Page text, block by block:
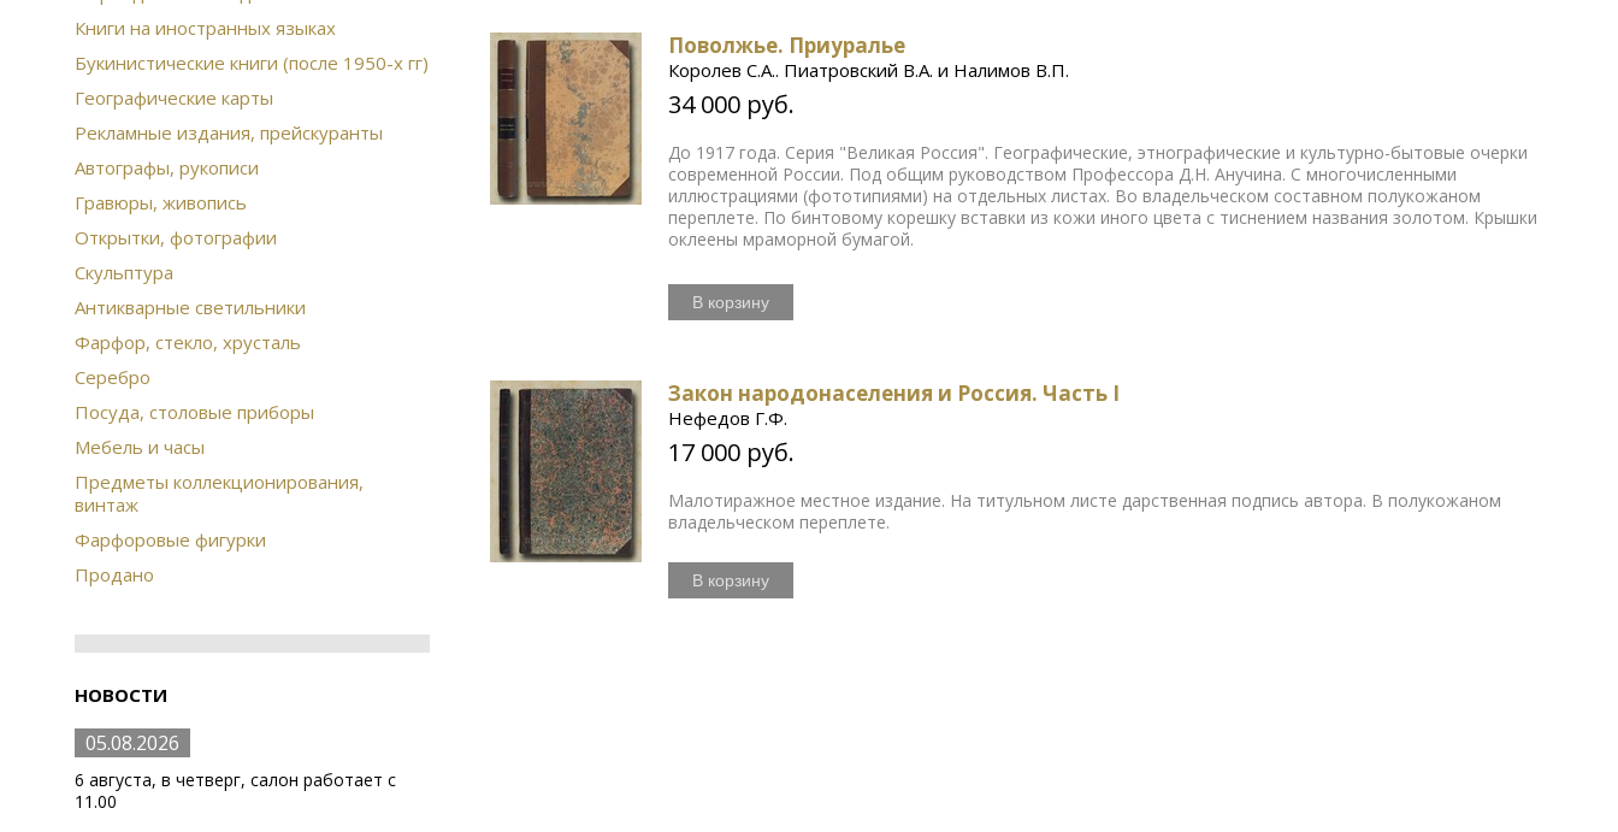
Книги на иностранных языках
Букинистические книги (после 1950-х гг)
Географические карты
Рекламные издания, прейскуранты
Автографы, рукописи
Гравюры, живопись
Открытки, фотографии
Скульптура
Антикварные светильники
Фарфор, стекло, хрусталь
Серебро
Посуда, столовые приборы
Мебель и часы
Предметы коллекционирования,
винтаж
Фарфоровые фигурки
Продано
НОВОСТИ
05.08.2026
6 августа, в четверг, салон работает с
11.00
Поволжье. Приуралье
Королев С.А.. Пиатровский В.А. и Налимов В.П.
34 000 руб.
До 1917 года. Серия "Великая Россия". Географические, этнографические и культурно-бытовые очерки
современной России. Под общим руководством Профессора Д.Н. Анучина. С многочисленными
иллюстрациями (фототипиями) на отдельных листах. Во владельческом составном полукожаном
переплете. По бинтовому корешку вставки из кожи иного цвета с тиснением названия золотом. Крышки
оклеены мраморной бумагой.
В корзину
Закон народонаселения и Россия. Часть I
Нефедов Г.Ф.
17 000 руб.
Малотиражное местное издание. На титульном листе дарственная подпись автора. В полукожаном
владельческом переплете.
В корзину